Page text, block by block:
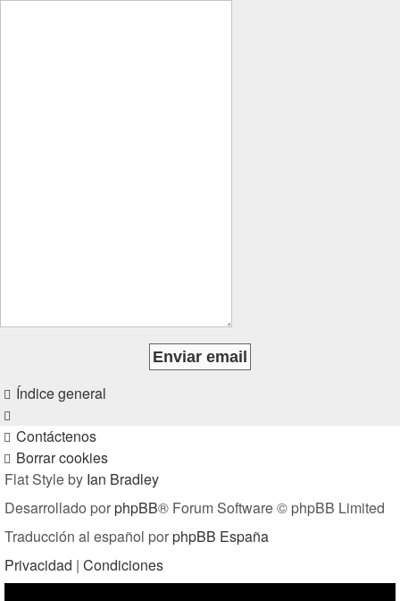
Índice general
Contáctenos
Borrar cookies
Flat Style by Ian Bradley
Desarrollado porphpBB® Forum Software © phpBB Limited
Traducción al español porphpBB España
Privacidad | Condiciones